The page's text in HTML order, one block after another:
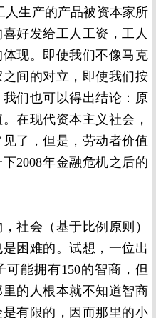
人生产的产品被资本家所
好发给工人工资，工人
现。即使我们不像马克
间的对立，即使我们按
们也可以得出结论：原
在现代资本主义社会，
了，但是，劳动者价值
下2008年金融危机之后的
社会（基于比例原则）
困难的。试想，一位出
可能拥有150的智商，但
的人根本就不知道智商
有限的，因而那里的小